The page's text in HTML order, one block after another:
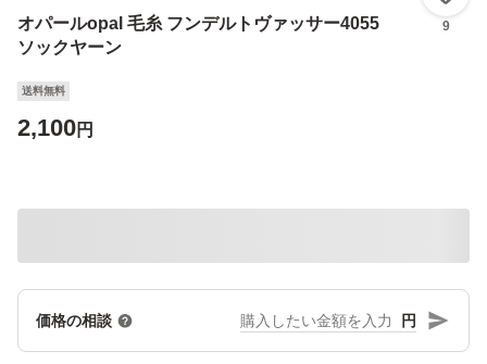
オパールopal 毛糸 フンデルトヴァッサー4055
ソックヤーン
9
送料無料
2,100円
価格の相談 円